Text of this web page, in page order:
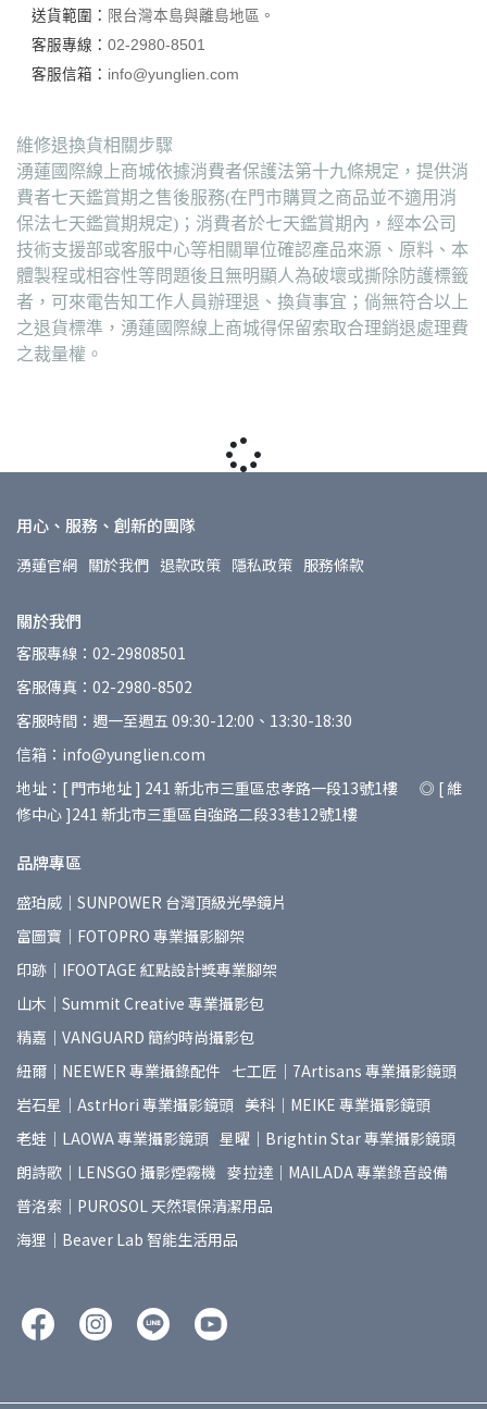
送貨範圍： 限台灣本島與離島地區。
客服專線： 02-2980-8501
客服信箱： info@yunglien.com
維修退換貨相關步驟
湧蓮國際線上商城依據消費者保護法第十九條規定，提供消
費者七天鑑賞期之售後服務(在門市購買之商品並不適用消
保法七天鑑賞期規定)；消費者於七天鑑賞期內，經本公司
技術支援部或客服中心等相關單位確認產品來源、原料、本
體製程或相容性等問題後且無明顯人為破壞或撕除防護標籤
者，可來電告知工作人員辦理退、換貨事宜；倘無符合以上
之退貨標準，湧蓮國際線上商城得保留索取合理銷退處理費
之裁量權。
用心、服務、創新的團隊
湧蓮官網 關於我們 退款政策 隱私政策 服務條款
關於我們
客服專線：02-29808501
客服傳真：02-2980-8502
客服時間：週一至週五 09:30-12:00、13:30-18:30
信箱：info@yunglien.com
地址：[ 門市地址 ] 241 新北市三重區忠孝路一段13號1樓 ◎ [ 維
修中心 ]241 新北市三重區自強路二段33巷12號1樓
品牌專區
盛珀威｜SUNPOWER 台灣頂級光學鏡片
富圖寶｜FOTOPRO 專業攝影腳架
印跡｜IFOOTAGE 紅點設計獎專業腳架
山木｜Summit Creative 專業攝影包
精嘉｜VANGUARD 簡約時尚攝影包
紐爾｜NEEWER 專業攝錄配件 七工匠｜7Artisans 專業攝影鏡頭
岩石星｜AstrHori 專業攝影鏡頭 美科｜MEIKE 專業攝影鏡頭
老蛙｜LAOWA 專業攝影鏡頭 星曜｜Brightin Star 專業攝影鏡頭
朗詩歌｜LENSGO 攝影煙霧機 麥拉達｜MAILADA 專業錄音設備
普洛索｜PUROSOL 天然環保清潔用品
海狸｜Beaver Lab 智能生活用品